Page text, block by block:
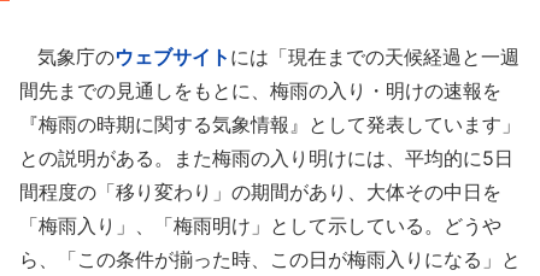
気象庁のウェブサイト には「現在までの天候経過と一週
間先までの見通しをもとに、梅雨の入り・明けの速報を
『梅雨の時期に関する気象情報』として発表しています」
との説明がある。また梅雨の入り明けには、平均的に5日
間程度の「移り変わり」の期間があり、大体その中日を
「梅雨入り」、「梅雨明け」として示している。どうや
ら、「この条件が揃った時、この日が梅雨入りになる」と